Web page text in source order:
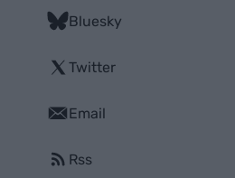
Bluesky
Twitter
Email
Rss